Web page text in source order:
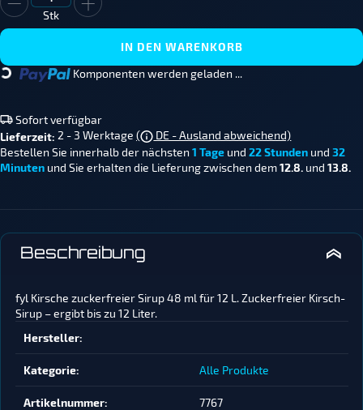
Stk
IN DEN WARENKORB
Komponenten werden geladen ...
Sofort verfügbar
Lieferzeit: 2 - 3 Werktage (
DE - Ausland abweichend)
Bestellen Sie innerhalb der nächsten 1 Tage und 22 Stunden und 32
Minuten und Sie erhalten die Lieferung zwischen dem12.8. und 13.8.
Beschreibung
fyl Kirsche zuckerfreier Sirup 48 ml für 12 L. Zuckerfreier Kirsch-
Sirup – ergibt bis zu 12 Liter.
Produkteigenschaft
Wert
Hersteller:
Kategorie: Alle Produkte
Artikelnummer: 7767